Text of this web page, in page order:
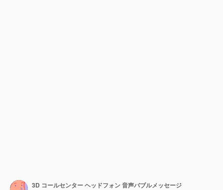
3D コールセンター ヘッドフォン 音声バブルメッセージ